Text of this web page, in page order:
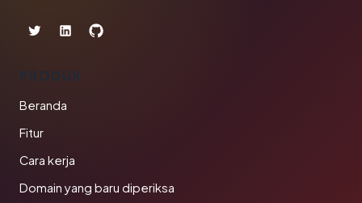
PRODUK
Beranda
Fitur
Cara kerja
Domain yang baru diperiksa